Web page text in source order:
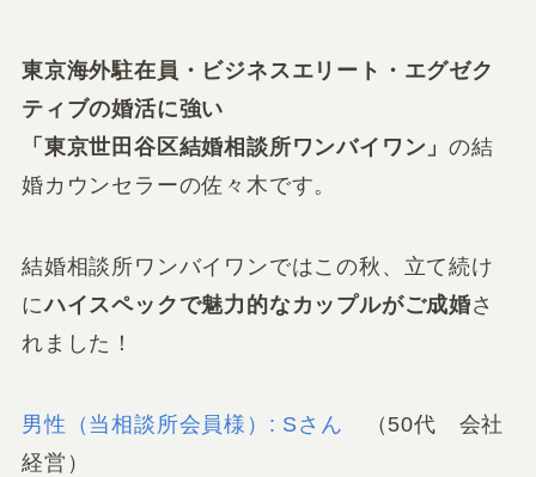
東京海外駐在員・ビジネスエリート・エグゼク
ティブの婚活に強い
「東京世田谷区結婚相談所ワンバイワン」の結
婚カウンセラーの佐々木です。
結婚相談所ワンバイワンではこの秋、立て続け
にハイスペックで魅力的なカップルがご成婚さ
れました！
男性（当相談所会員様）: Sさん （50代 会社
経営）